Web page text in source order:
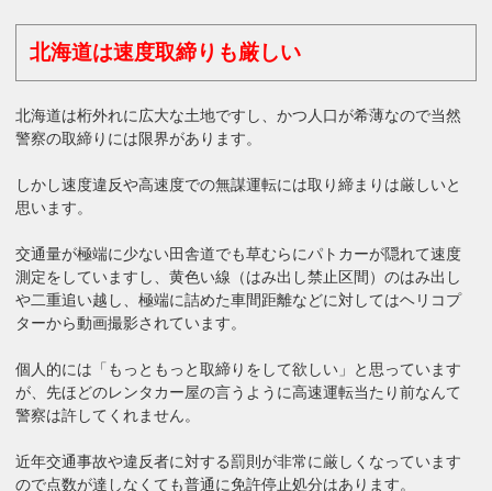
北海道は速度取締りも厳しい
北海道は桁外れに広大な土地ですし、かつ人口が希薄なので当然
警察の取締りには限界があります。
しかし速度違反や高速度での無謀運転には取り締まりは厳しいと
思います。
交通量が極端に少ない田舎道でも草むらにパトカーが隠れて速度
測定をしていますし、黄色い線（はみ出し禁止区間）のはみ出し
や二重追い越し、極端に詰めた車間距離などに対してはヘリコプ
ターから動画撮影されています。
個人的には「もっともっと取締りをして欲しい」と思っています
が、先ほどのレンタカー屋の言うように高速運転当たり前なんて
警察は許してくれません。
近年交通事故や違反者に対する罰則が非常に厳しくなっています
ので点数が達しなくても普通に免許停止処分はあります。